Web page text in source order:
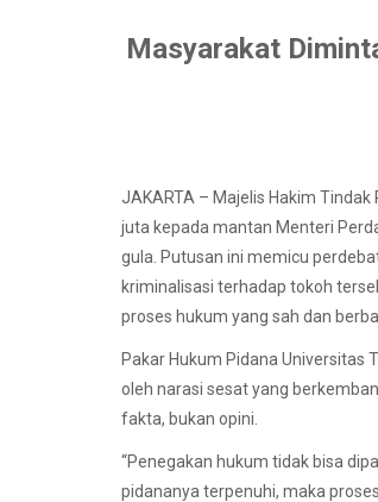
Masyarakat
JAKARTA – Majelis Hakim
juta kepada mantan Menteri
gula. Putusan ini memicu
kriminalisasi terhadap tokoh
proses hukum yang sah dan
Pakar Hukum Pidana
oleh narasi sesat yang
fakta, bukan opini.
“Penegakan hukum tidak bisa
pidananya terpenuhi, maka